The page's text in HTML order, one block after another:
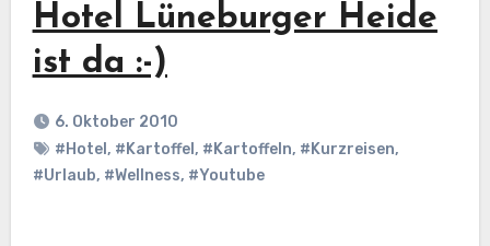
Hotel Lüneburger Heide
ist da :-)
6. Oktober 2010
#Hotel , #Kartoffel , #Kartoffeln, #Kurzreisen,
#Urlaub, #Wellness, #Youtube